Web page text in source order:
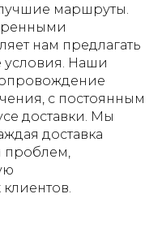
маршруты.
нам предлагать
условия. Наши
с постоянным
доставки. Мы
доставка
проблем,